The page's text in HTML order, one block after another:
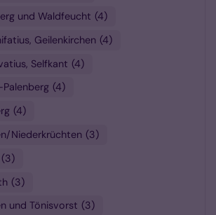
und Waldfeucht 4
Geilenkirchen 4
Selfkant 4
4
4
Niederkrüchten 3
3
3
und Tönisvorst
3